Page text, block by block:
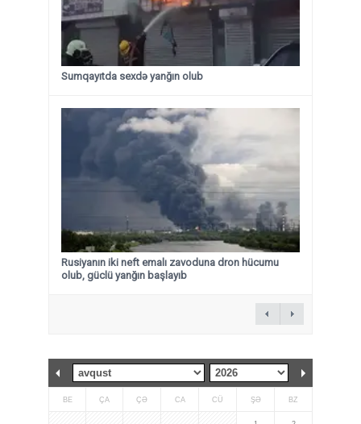
Sumqayıtda sexdə yanğın olub
Rusiyanın iki neft emalı zavoduna dron hücumu
olub, güclü yanğın başlayıb
BE ÇA ÇƏ CA CÜ ŞƏ BZ